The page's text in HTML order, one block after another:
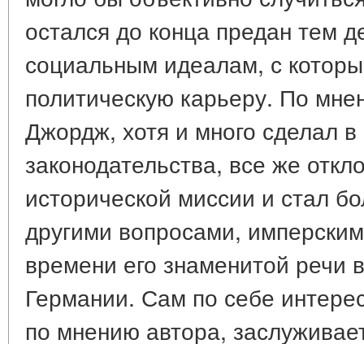
остался до конца предан тем
социальным идеалам, с
политическую карьеру. По
Джордж, хотя и много сделал в
законодательства, все же
исторической миссии и стал
другими вопросами,
времени его знаменитой речи
Германии. Сам по себе
по мнению автора,